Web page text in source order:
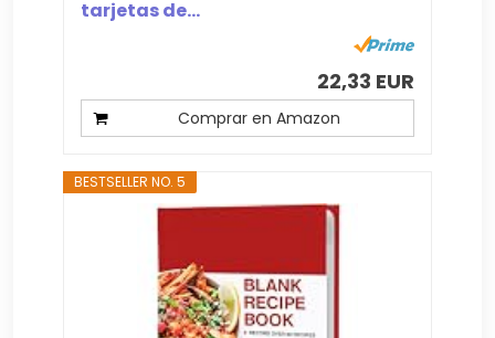
tarjetas de...
22,33 EUR
Comprar en Amazon
BESTSELLER NO. 5